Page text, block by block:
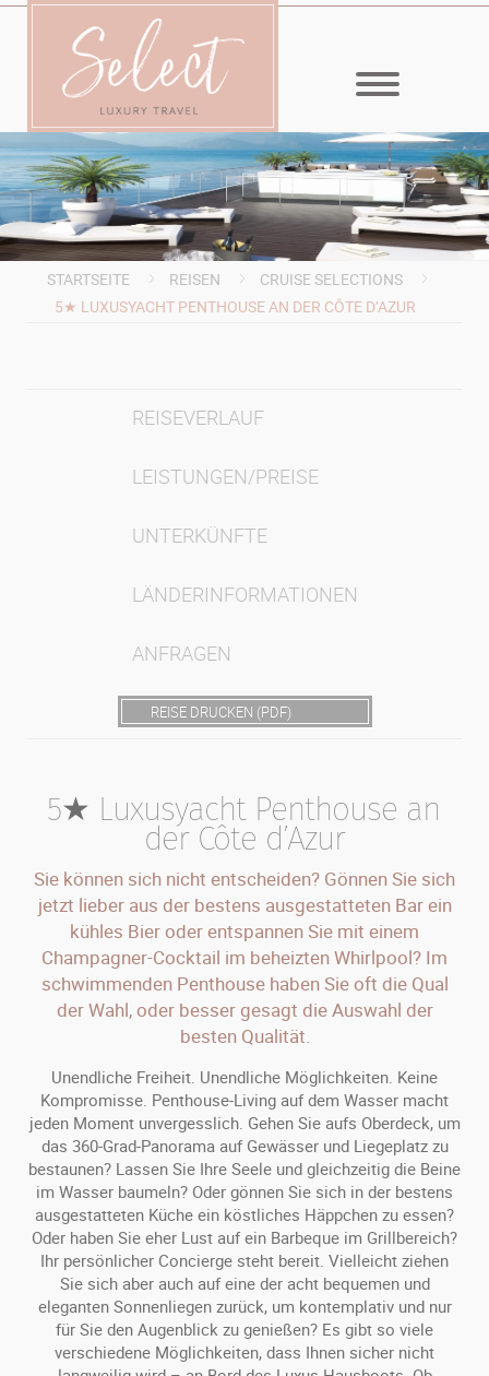
MENÜ
STARTSEITE REISEN
CRUISE SELECTIONS
5★ LUXUSYACHT PENTHOUSE AN DER CÔTE D’AZUR
REISEVERLAUF
LEISTUNGEN/PREISE
UNTERKÜNFTE
LÄNDERINFORMATIONEN
ANFRAGEN
REISE DRUCKEN (PDF)
5★ Luxusyacht Penthouse an
der Côte d’Azur
Sie können sich nicht entscheiden? Gönnen Sie sich
jetzt lieber aus der bestens ausgestatteten Bar ein
kühles Bier oder entspannen Sie mit einem
Champagner-Cocktail im beheizten Whirlpool? Im
schwimmenden Penthouse haben Sie oft die Qual
der Wahl, oder besser gesagt die Auswahl der
besten Qualität.
Unendliche Freiheit. Unendliche Möglichkeiten. Keine
Kompromisse. Penthouse-Living auf dem Wasser macht
jeden Moment unvergesslich. Gehen Sie aufs Oberdeck, um
das 360-Grad-Panorama auf Gewässer und Liegeplatz zu
bestaunen? Lassen Sie Ihre Seele und gleichzeitig die Beine
im Wasser baumeln? Oder gönnen Sie sich in der bestens
ausgestatteten Küche ein köstliches Häppchen zu essen?
Oder haben Sie eher Lust auf ein Barbeque im Grillbereich?
Ihr persönlicher Concierge steht bereit. Vielleicht ziehen
Sie sich aber auch auf eine der acht bequemen und
eleganten Sonnenliegen zurück, um kontemplativ und nur
für Sie den Augenblick zu genießen? Es gibt so viele
verschiedene Möglichkeiten, dass Ihnen sicher nicht